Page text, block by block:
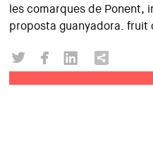
les comarques de Ponent,
proposta guanyadora. fruit